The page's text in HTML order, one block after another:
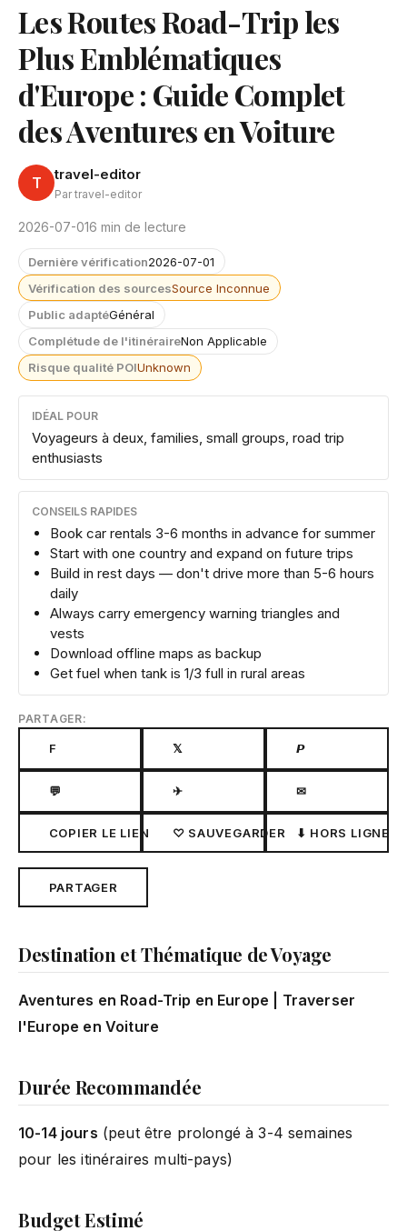
Les Routes Road-Trip les
Plus Emblématiques
d'Europe : Guide Complet
des Aventures en Voiture
T travel-editor
Par travel-editor
2026-07-016 min de lecture
Dernière vérification2026-07-01
Vérification des sourcesSource Inconnue
Public adaptéGénéral
Complétude de l'itinéraireNon Applicable
Risque qualité POIUnknown
IDÉAL POUR
Voyageurs à deux, families, small groups, road trip
enthusiasts
CONSEILS RAPIDES
Book car rentals 3-6 months in advance for summer
Start with one country and expand on future trips
Build in rest days — don't drive more than 5-6 hours
daily
Always carry emergency warning triangles and
vests
Download offline maps as backup
Get fuel when tank is 1/3 full in rural areas
PARTAGER:
F 𝕏 𝙋
💬 ✈ ✉
COPIER LE LIEN ♡ SAUVEGARDER ⬇ HORS LIGNE
PARTAGER
Destination et Thématique de Voyage
Aventures en Road-Trip en Europe | Traverser
l'Europe en Voiture
Durée Recommandée
10-14 jours (peut être prolongé à 3-4 semaines
pour les itinéraires multi-pays)
Budget Estimé